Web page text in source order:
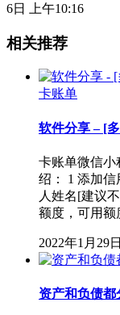
6日 上午10:16
相关推荐
卡账单
软件分享 – [
卡账单微信小
绍： 1 添加
人姓名[建议
额度，可用
2022年1月29日
资产和负债都